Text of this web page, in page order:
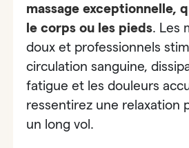
massage exceptionnelle,
le corps ou les pieds. Les
doux et professionnels
circulation sanguine,
fatigue et les douleurs
ressentirez une relaxation
un long vol.